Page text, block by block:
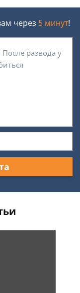
через 5 минут!